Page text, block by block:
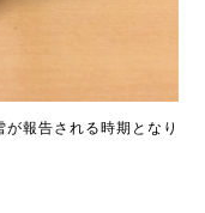
報告される時期となり